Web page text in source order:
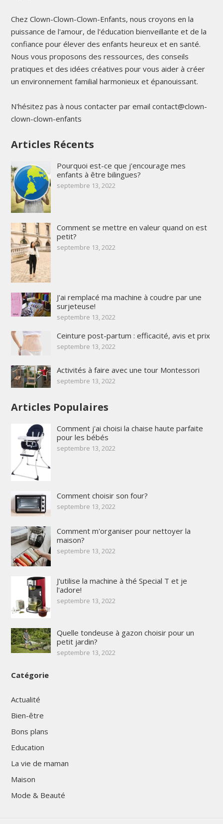
Chez Clown-Clown-Clown-Enfants, nous croyons en la
puissance de l'amour, de l'éducation bienveillante et de la
confiance pour élever des enfants heureux et en santé.
Nous vous proposons des ressources, des conseils
pratiques et des idées créatives pour vous aider à créer
un environnement familial harmonieux et épanouissant.
N'hésitez pas à nous contacter par email contact@clown-
clown-clown-enfants
Articles Récents
Pourquoi est-ce que j'encourage mes
enfants à être bilingues?
septembre 13, 2022
Comment se mettre en valeur quand on est
petit?
septembre 13, 2022
J'ai remplacé ma machine à coudre par une
surjeteuse!
septembre 13, 2022
Ceinture post-partum : efficacité, avis et prix
septembre 13, 2022
Activités à faire avec une tour Montessori
septembre 13, 2022
Articles Populaires
Comment j'ai choisi la chaise haute parfaite
pour les bébés
septembre 13, 2022
Comment choisir son four?
septembre 13, 2022
Comment m'organiser pour nettoyer la
maison?
septembre 13, 2022
J'utilise la machine à thé Special T et je
l'adore!
septembre 13, 2022
Quelle tondeuse à gazon choisir pour un
petit jardin?
septembre 13, 2022
Catégorie
Actualité
Bien-être
Bons plans
Education
La vie de maman
Maison
Mode & Beauté